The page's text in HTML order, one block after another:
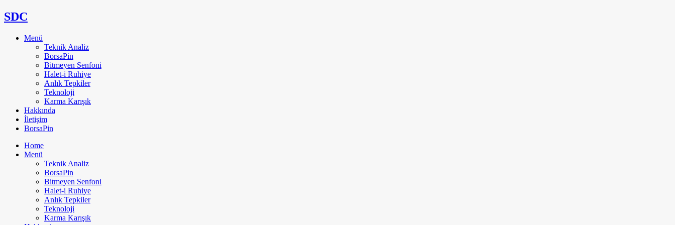
SDC
Menü
Teknik Analiz
BorsaPin
Bitmeyen Senfoni
Halet-i Ruhiye
Anlık Tepkiler
Teknoloji
Karma Karışık
Hakkında
İletişim
BorsaPin
Home
Menü
Teknik Analiz
BorsaPin
Bitmeyen Senfoni
Halet-i Ruhiye
Anlık Tepkiler
Teknoloji
Karma Karışık